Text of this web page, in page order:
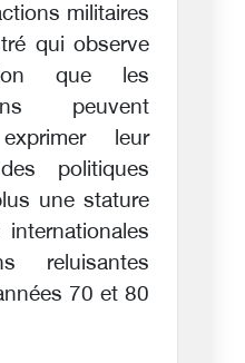
militaires
qui observe
que les
peuvent
leur
politiques
une stature
reluisantes
70 et 80